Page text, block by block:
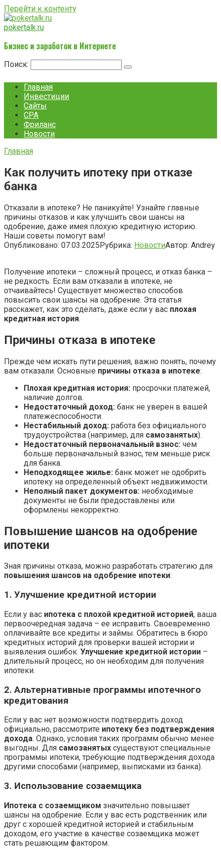
Перейти к контенту
pokertalk.ru
Бизнес и заработок в Интернете
Поиск:
Главная
Инвестиции
Сайты
CPA
Фриланс
Новости
Главная
Как получить ипотеку при отказе
банка
Отказали в ипотеке? Не паникуйте! Узнайте главные
причины отказов и как улучшить свои шансы на
одобрение, даже имея плохую кредитную историю.
Наши советы помогут вам!
Опубликовано: 07.03.2025Рубрика: НовостиАвтор: Andrey
Получение ипотеки – сложный процесс, и отказ банка –
не редкость. Если вам отказали в ипотеке, не
отчаивайтесь! Существует множество способов
повысить свои шансы на одобрение. Эта статья
расскажет, как это сделать, даже если у вас плохая
кредитная история.
Причины отказа в ипотеке
Прежде чем искать пути решения, важно понять, почему
вам отказали. Основные причины отказа в ипотеке:
Плохая кредитная история: просрочки платежей,
наличие долгов.
Недостаточный доход: банк не уверен в вашей
платежеспособности.
Нестабильный доход: работа без официального
трудоустройства (например, для самозанятых).
Недостаточный первоначальный взнос: чем
больше первоначальный взнос, тем меньше риск
для банка.
Неподходящее жилье: банк может не одобрить
ипотеку на определенный объект недвижимости.
Неполный пакет документов: необходимые
документы не были предоставлены или
оформлены некорректно.
Повышение шансов на одобрение
ипотеки
Зная причины отказа, можно разработать стратегию для
повышения шансов на одобрение ипотеки:
1. Улучшение кредитной истории
Если у вас ипотека с плохой кредитной историей, ваша
первоочередная задача – ее исправить. Своевременно
оплачивайте все кредиты и займы. Обратитесь в бюро
кредитных историй для проверки вашей истории и
выявления ошибок. Улучшение кредитной истории –
длительный процесс, но он необходим для получения
ипотеки.
2. Альтернативные программы ипотечного
кредитования
Если у вас нет возможности подтвердить доход
официально, рассмотрите ипотеку без подтверждения
дохода. Однако, условия таких программ обычно менее
выгодны. Для самозанятых существуют специальные
программы ипотеки, требующие подтверждения дохода
другими способами (например, выписками из банка).
3. Использование созаемщика
Ипотека с созаемщиком значительно повышает
шансы на одобрение. Если у вас есть родственник или
друг с хорошей кредитной историей и стабильным
доходом, его участие в качестве созаемщика может
стать решающим фактором.